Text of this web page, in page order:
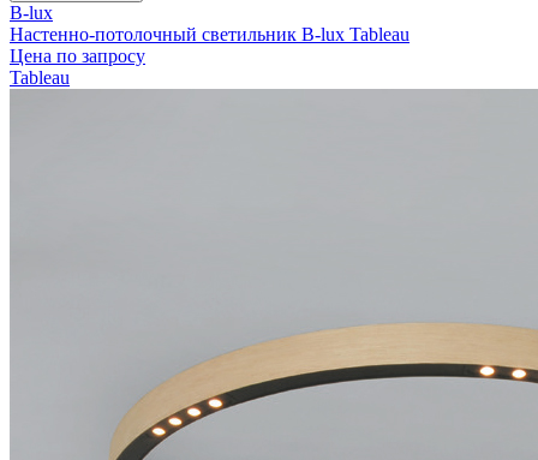
B-lux
Настенно-потолочный светильник B-lux Tableau
Цена по запросу
Tableau